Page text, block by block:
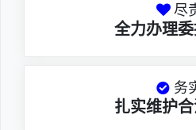
尽
全力办理
务
扎实维护